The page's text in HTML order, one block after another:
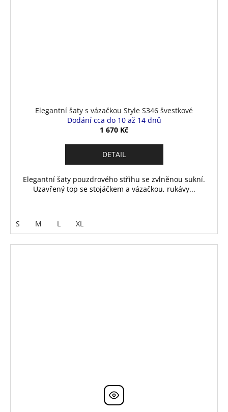
Elegantní šaty s vázačkou Style S346 švestkové
Dodání cca do 10 až 14 dnů
1 670 Kč
DETAIL
Elegantní šaty pouzdrového střihu se zvlněnou sukní.
Uzavřený top se stojáčkem a vázačkou, rukávy...
S M L XL